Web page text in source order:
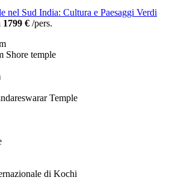
nel Sud India: Cultura e Paesaggi Verdi
1799 € /pers.
Shore temple
Temple
di Kochi